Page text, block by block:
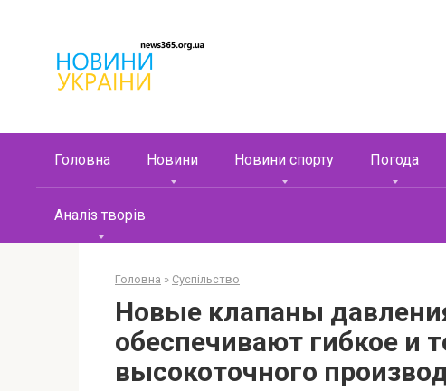
контенту
Головна Новини Новини спорту Погода
Аналіз творів
Головна » Суспільство
Новые клапаны
обеспечивают гибкое и
высокоточного